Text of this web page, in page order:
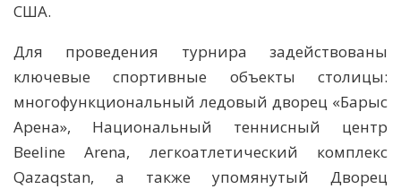
США.
Для проведения турнира задействованы
ключевые спортивные объекты столицы:
многофункциональный ледовый дворец «Барыс
Арена», Национальный теннисный центр
Beeline Arena, легкоатлетический комплекс
Qazaqstan, а также упомянутый Дворец